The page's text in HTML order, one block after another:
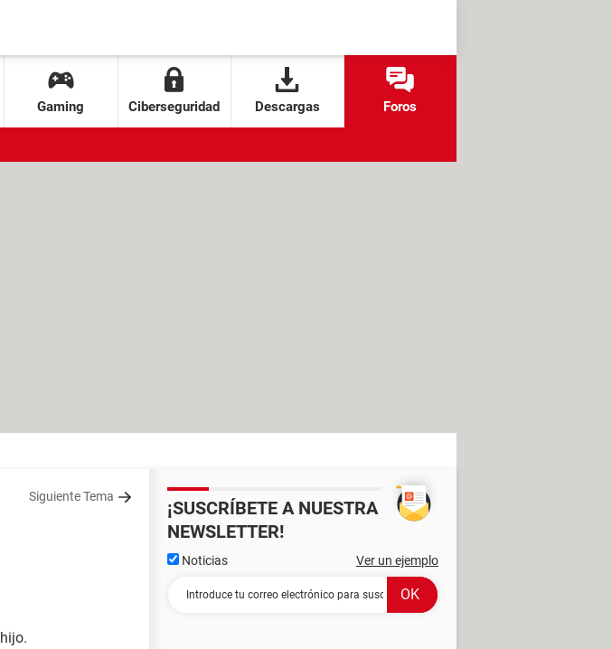
Gaming Ciberseguridad Descargas Foros
Siguiente Tema
¡SUSCRÍBETE A NUESTRA
NEWSLETTER!
Noticias Ver un ejemplo